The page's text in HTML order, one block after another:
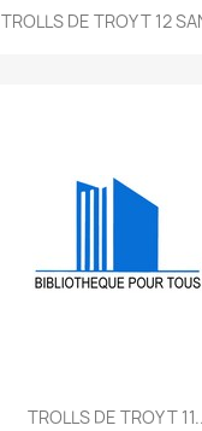
TROLLS DE TROY T 12
TROLLS DE TROY T